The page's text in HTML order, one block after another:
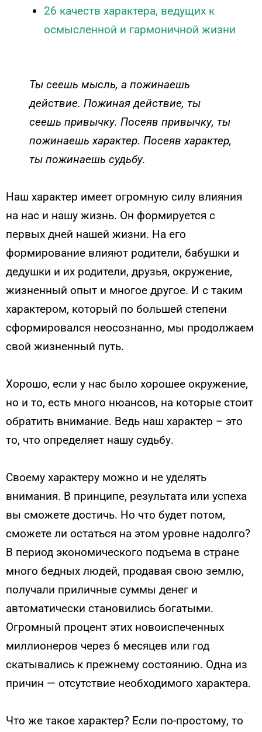
26 качеств характера, ведущих к
осмысленной и гармоничной жизни
Ты сеешь мысль, а пожинаешь
действие. Пожиная действие, ты
сеешь привычку. Посеяв привычку, ты
пожинаешь характер. Посеяв характер,
ты пожинаешь судьбу.
Наш характер имеет огромную силу влияния
на нас и нашу жизнь. Он формируется с
первых дней нашей жизни. На его
формирование влияют родители, бабушки и
дедушки и их родители, друзья, окружение,
жизненный опыт и многое другое. И с таким
характером, который по большей степени
сформировался неосознанно, мы продолжаем
свой жизненный путь.
Хорошо, если у нас было хорошее окружение,
но и то, есть много нюансов, на которые стоит
обратить внимание. Ведь наш характер – это
то, что определяет нашу судьбу.
Своему характеру можно и не уделять
внимания. В принципе, результата или успеха
вы сможете достичь. Но что будет потом,
сможете ли остаться на этом уровне надолго?
В период экономического подъема в стране
много бедных людей, продавая свою землю,
получали приличные суммы денег и
автоматически становились богатыми.
Огромный процент этих новоиспеченных
миллионеров через 6 месяцев или год
скатывались к прежнему состоянию. Одна из
причин — отсутствие необходимого характера.
Что же такое характер? Если по-простому, то